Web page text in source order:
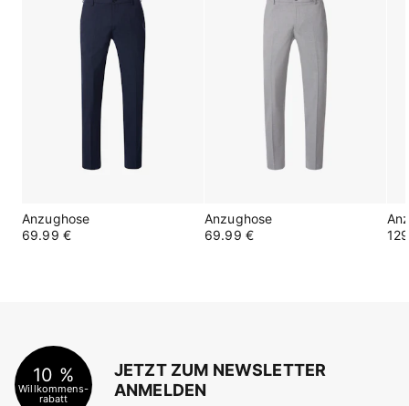
Anzughose
69.99 €
Anzughose
69.99 €
10 %
Willkommens-
rabatt
JETZT ZUM NEWSLETTER
ANMELDEN